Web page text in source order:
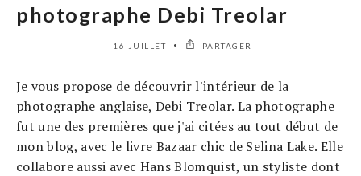
photographe Debi Treolar
16 JUILLET PARTAGER
Je vous propose de découvrir l'intérieur de la
photographe anglaise, Debi Treolar. La photographe
fut une des premières que j'ai citées au tout début de
mon blog, avec le livre Bazaar chic de Selina Lake. Elle
collabore aussi avec Hans Blomquist, un styliste dont